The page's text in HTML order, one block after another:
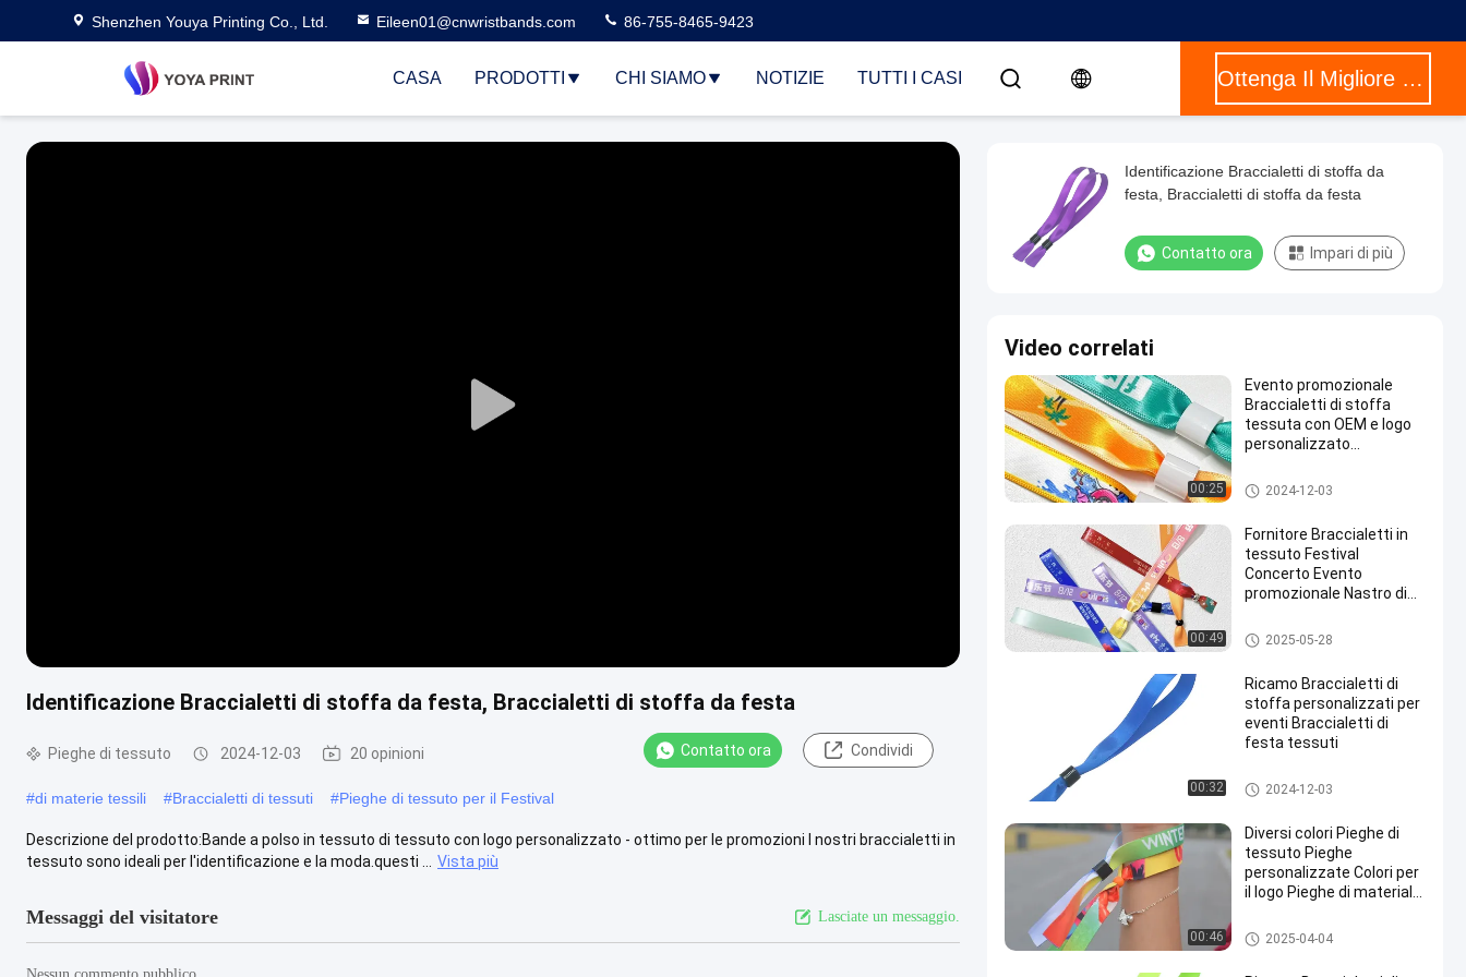
Shenzhen Youya Printing Co., Ltd. Eileen01@cnwristbands.com 86-755-8465-9423
CASA PRODOTTI CHI SIAMO NOTIZIE TUTTI I CASI Ottenga Il Migliore Prezzo
Play
Identificazione Braccialetti di stoffa da festa, Braccialetti di stoffa da festa
Pieghe di tessuto 2024-12-03 20 opinioni Contatto ora Condividi
#di materie tessili #Braccialetti di tessuti #Pieghe di tessuto per il Festival
Descrizione del prodotto:Bande a polso in tessuto di tessuto con logo personalizzato - ottimo per le promozioni I nostri braccialetti in
tessuto sono ideali per l'identificazione e la moda.questi ...
Vista più
Messaggi del visitatore Lasciate un messaggio.
Nessun commento pubblico
Identificazione Braccialetti di stoffa da
festa, Braccialetti di stoffa da festa
Contatto ora Impari di più
Video correlati
00:25
Evento promozionale
Braccialetti di stoffa
tessuta con OEM e logo
personalizzato
Pieghe di tessuto
2024-12-03
00:49
Fornitore Braccialetti in
tessuto Festival
Concerto Evento
promozionale Nastro di
Pieghe di tessuto
2025-05-28
00:32
Ricamo Braccialetti di
stoffa personalizzati per
eventi Braccialetti di
festa tessuti
Pieghe di tessuto
2024-12-03
00:46
Diversi colori Pieghe di
tessuto Pieghe
personalizzate Colori per
il logo Pieghe di materiale
Pieghe di tessuto
2025-04-04